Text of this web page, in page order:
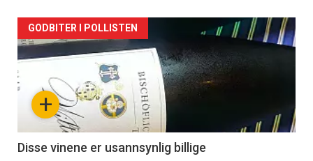
Forsiden
akkurat
nå
3
+
GODBITER I POLLISTEN
Disse vinene er usannsynlig billige